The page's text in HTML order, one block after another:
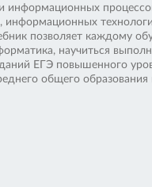
информационных
информационных
позволяет каждому
научиться
ЕГЭ повышенного
общего образования